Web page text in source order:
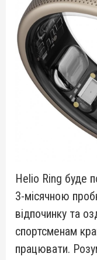
Helio Ring буде
3-місячною
відпочинку та
спортсменам
працювати.